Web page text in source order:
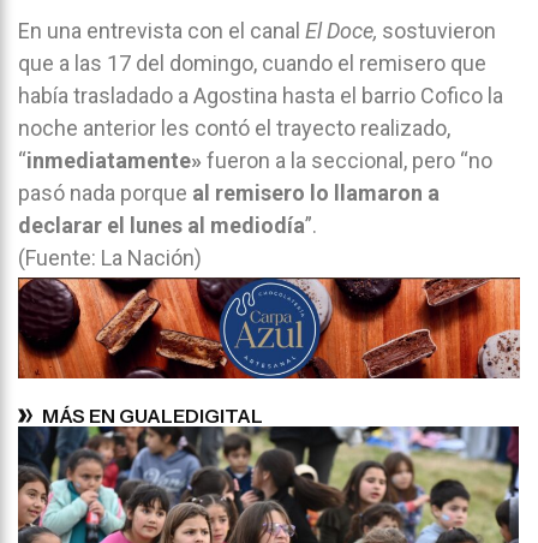
En una entrevista con el canal El Doce, sostuvieron
que a las 17 del domingo, cuando el remisero que
había trasladado a Agostina hasta el barrio Cofico la
noche anterior les contó el trayecto realizado,
“inmediatamente» fueron a la seccional, pero “no
pasó nada porque al remisero lo llamaron a
declarar el lunes al mediodía”.
(Fuente: La Nación)
MÁS EN GUALEDIGITAL